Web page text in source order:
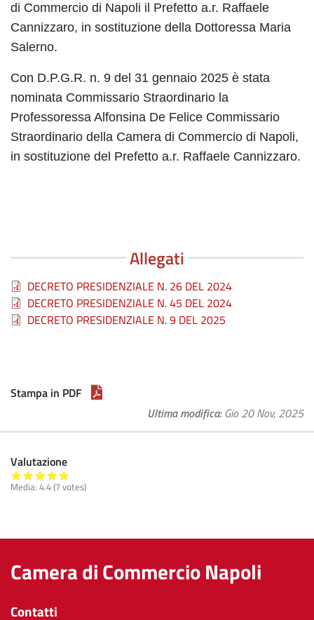
di Commercio di Napoli il Prefetto a.r. Raffaele
Cannizzaro, in sostituzione della Dottoressa Maria
Salerno.
Con D.P.G.R. n. 9 del 31 gennaio 2025 è stata
nominata Commissario Straordinario la
Professoressa Alfonsina De Felice Commissario
Straordinario della Camera di Commercio di Napoli,
in sostituzione del Prefetto a.r. Raffaele Cannizzaro.
Allegati
File DECRETO PRESIDENZIALE N. 26 DEL 2024
DECRETO PRESIDENZIALE N. 45 DEL 2024
DECRETO PRESIDENZIALE N. 9 DEL 2025
Stampa in PDF
Ultima modifica Gio 20 Nov, 2025
Valutazione
Media: 4.4(7votes)
Camera di Commercio Napoli
Contatti